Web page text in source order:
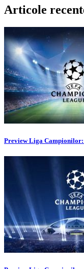
Articole
Preview Liga